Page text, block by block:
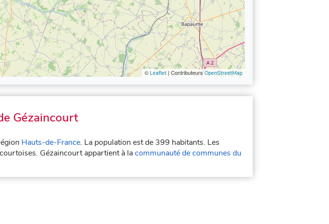
© Leaflet | ContributeursOpenStreetMap
Gézaincourt
Hauts-de-France. La population est de 399 habitants. Les
Gézaincourt appartient à lacommunauté de communes du